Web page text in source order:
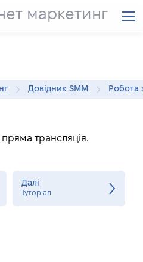
маркетинг
Довідник SMM Робота
трансляція.
Далі
Туторіал